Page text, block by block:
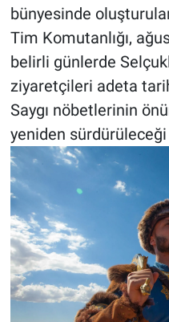
bünyesinde
Tim Komutanlığı,
belirli günlerde
ziyaretçileri adeta
Saygı nöbetlerinin
yeniden